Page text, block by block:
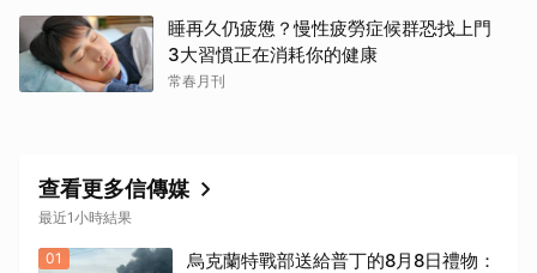
睡再久仍疲憊？慢性疲勞症候群恐找上門
3大習慣正在消耗你的健康
常春月刊
查看更多信傳媒
最近1小時結果
01
烏克蘭特戰部送給普丁的8月8日禮物：